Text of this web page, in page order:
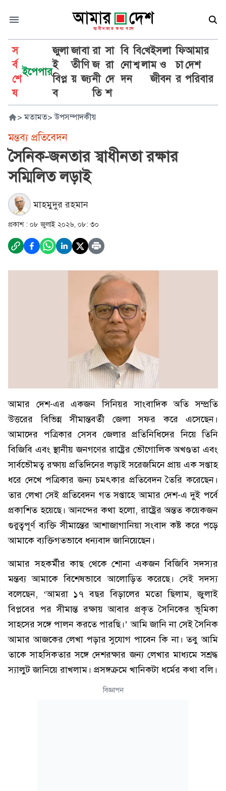
স
র্ব
শে
ষ
ইপেপার
জুলা
ই
বিপ্ল
ব
জা
তী
য়
বা
ণি
জ্য
রা
জ
নী
তি
সা
রা
দে
শ
বি
নো
দন
বি
শ্ব
খে
লা
ইসলা
ম ও
জীবন
ফি
চা
র
আমার
দেশ
পরিবার
> মতামত> উপসম্পাদকীয়
মন্তব্য প্রতিবেদন
সৈনিক-জনতার স্বাধীনতা রক্ষার
সম্মিলিত লড়াই
মাহমুদুর রহমান
প্রকাশ : ০৮ জুলাই ২০২৬, ০৮: ৩০
আমার দেশ-এর একজন সিনিয়র সাংবাদিক অতি সম্প্রতি
উত্তরের বিভিন্ন সীমান্তবর্তী জেলা সফর করে এসেছেন।
আমাদের পত্রিকার সেসব জেলার প্রতিনিধিদের নিয়ে তিনি
বিজিবি এবং স্থানীয় জনগণের রাষ্ট্রের ভৌগোলিক অখণ্ডতা এবং
সার্বভৌমত্ব রক্ষায় প্রতিদিনের লড়াই সরেজমিনে প্রায় এক সপ্তাহ
ধরে দেখে পত্রিকার জন্য চমৎকার প্রতিবেদন তৈরি করেছেন।
তার লেখা সেই প্রতিবেদন গত সপ্তাহে আমার দেশ-এ দুই পর্বে
প্রকাশিত হয়েছে। আনন্দের কথা হলো, রাষ্ট্রের অন্তত কয়েকজন
গুরুত্বপূর্ণ ব্যক্তি সীমান্তের আশাজাগানিয়া সংবাদ কষ্ট করে পড়ে
আমাকে ব্যক্তিগতভাবে ধন্যবাদ জানিয়েছেন।
আমার সহকর্মীর কাছ থেকে শোনা একজন বিজিবি সদস্যর
মন্তব্য আমাকে বিশেষভাবে আলোড়িত করেছে। সেই সদস্য
বলেছেন, ‘আমরা ১৭ বছর বিড়ালের মতো ছিলাম, জুলাই
বিপ্লবের পর সীমান্ত রক্ষায় আবার প্রকৃত সৈনিকের ভূমিকা
সাহসের সঙ্গে পালন করতে পারছি।’ আমি জানি না সেই সৈনিক
আমার আজকের লেখা পড়ার সুযোগ পাবেন কি না। তবু আমি
তাকে সাহসিকতার সঙ্গে দেশরক্ষার জন্য লেখার মাধ্যমে সশ্রদ্ধ
স্যালুট জানিয়ে রাখলাম। প্রসঙ্গক্রমে খানিকটা ধর্মের কথা বলি।
বিজ্ঞাপন